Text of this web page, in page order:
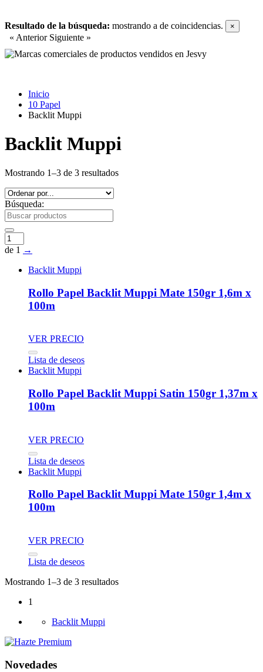
Resultado de la búsqueda: mostrando a de coincidencias. ×
« Anterior Siguiente »
Inicio
10 Papel
Backlit Muppi
Backlit Muppi
Mostrando 1–3 de 3 resultados
Búsqueda:
de 1 →
Backlit Muppi
Rollo Papel Backlit Muppi Mate 150gr 1,6m x
100m
VER PRECIO
Lista de deseos
Backlit Muppi
Rollo Papel Backlit Muppi Satin 150gr 1,37m x
100m
VER PRECIO
Lista de deseos
Backlit Muppi
Rollo Papel Backlit Muppi Mate 150gr 1,4m x
100m
VER PRECIO
Lista de deseos
Mostrando 1–3 de 3 resultados
1
Backlit Muppi
Novedades